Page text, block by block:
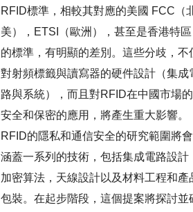
RFID標準，相較其對應的美國 FCC（
美），ETSI（歐洲），甚至是香港特區
的標準，有明顯的差別。這些分歧，不
對射頻標籤與讀寫器的硬件設計（集成
路與系統），而且對RFID在中國市場的
安全和保密的應用，將產生重大影響。
RFID的隱私和通信安全的研究範圍將會
涵蓋一系列的技術，包括集成電路設計
加密算法，天線設計以及材料工程和產
包裝。在起步階段，這個提案將探討並